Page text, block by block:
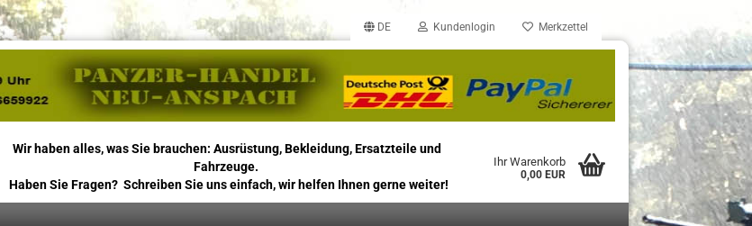
DE Kundenlogin Merkzettel
Wir haben alles, was Sie brauchen: Ausrüstung, Bekleidung, Ersatzteile und
Fahrzeuge.
Haben Sie Fragen? Schreiben Sie uns einfach, wir helfen Ihnen gerne weiter!
Ihr Warenkorb
0,00 EUR